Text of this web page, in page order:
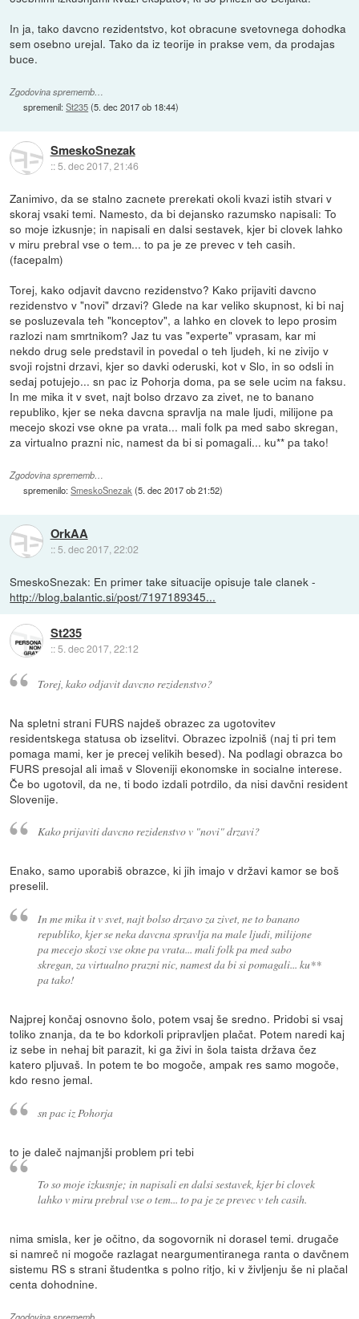
In ja, tako davcno rezidentstvo, kot obracune svetovnega dohodka
sem osebno urejal. Tako da iz teorije in prakse vem, da prodajas
buce.
Zgodovina sprememb…
spremenil:St235(5. dec 2017 ob 18:44)
SmeskoSnezak
::5. dec 2017, 21:46
Zanimivo, da se stalno zacnete prerekati okoli kvazi istih stvari v
skoraj vsaki temi. Namesto, da bi dejansko razumsko napisali: To
so moje izkusnje; in napisali en dalsi sestavek, kjer bi clovek lahko
v miru prebral vse o tem... to pa je ze prevec v teh casih.
(facepalm)
Torej, kako odjavit davcno rezidenstvo? Kako prijaviti davcno
rezidenstvo v "novi" drzavi? Glede na kar veliko skupnost, ki bi naj
se posluzevala teh "konceptov", a lahko en clovek to lepo prosim
razlozi nam smrtnikom? Jaz tu vas "experte" vprasam, kar mi
nekdo drug sele predstavil in povedal o teh ljudeh, ki ne zivijo v
svoji rojstni drzavi, kjer so davki oderuski, kot v Slo, in so odsli in
sedaj potujejo... sn pac iz Pohorja doma, pa se sele ucim na faksu.
In me mika it v svet, najt bolso drzavo za zivet, ne to banano
republiko, kjer se neka davcna spravlja na male ljudi, milijone pa
mecejo skozi vse okne pa vrata... mali folk pa med sabo skregan,
za virtualno prazni nic, namest da bi si pomagali... ku** pa tako!
Zgodovina sprememb…
spremenilo:SmeskoSnezak (5. dec 2017 ob 21:52)
OrkAA
:: 5. dec 2017, 22:02
SmeskoSnezak: En primer take situacije opisuje tale clanek -
http://blog.balantic.si/post/7197189345...
St235
::5. dec 2017, 22:12
Torej, kako odjavit davcno rezidenstvo?
Na spletni strani FURS najdeš obrazec za ugotovitev
residentskega statusa ob izselitvi. Obrazec izpolniš (naj ti pri tem
pomaga mami, ker je precej velikih besed). Na podlagi obrazca bo
FURS presojal ali imaš v Sloveniji ekonomske in socialne interese.
Če bo ugotovil, da ne, ti bodo izdali potrdilo, da nisi davčni resident
Slovenije.
Kako prijaviti davcno rezidenstvo v "novi" drzavi?
Enako, samo uporabiš obrazce, ki jih imajo v državi kamor se boš
preselil.
In me mika it v svet, najt bolso drzavo za zivet, ne to banano
republiko, kjer se neka davcna spravlja na male ljudi, milijone
pa mecejo skozi vse okne pa vrata... mali folk pa med sabo
skregan, za virtualno prazni nic, namest da bi si pomagali... ku**
pa tako!
Najprej končaj osnovno šolo, potem vsaj še sredno. Pridobi si vsaj
toliko znanja, da te bo kdorkoli pripravljen plačat. Potem naredi kaj
iz sebe in nehaj bit parazit, ki ga živi in šola taista država čez
katero pljuvaš. In potem te bo mogoče, ampak res samo mogoče,
kdo resno jemal.
sn pac iz Pohorja
to je daleč najmanjši problem pri tebi
To so moje izkusnje; in napisali en dalsi sestavek, kjer bi clovek
lahko v miru prebral vse o tem... to pa je ze prevec v teh casih.
nima smisla, ker je očitno, da sogovornik ni dorasel temi. drugače
si namreč ni mogoče razlagat neargumentiranega ranta o davčnem
sistemu RS s strani študentka s polno ritjo, ki v življenju še ni plačal
centa dohodnine.